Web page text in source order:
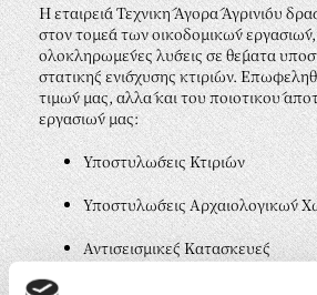
Η εταιρεία Τεχνική Αγορά Αγρινίου
στον τομέα των οικοδομικών
ολοκληρωμένες λύσεις σε θέματα
στατικής ενίσχυσης κτιρίων.
τιμών μας, αλλά και του ποιοτικού
εργασιών μας:
Υποστυλώσεις Κτιρίων
Υποστυλώσεις Αρχαιολογικών
Αντισεισμικές Κατασκευές